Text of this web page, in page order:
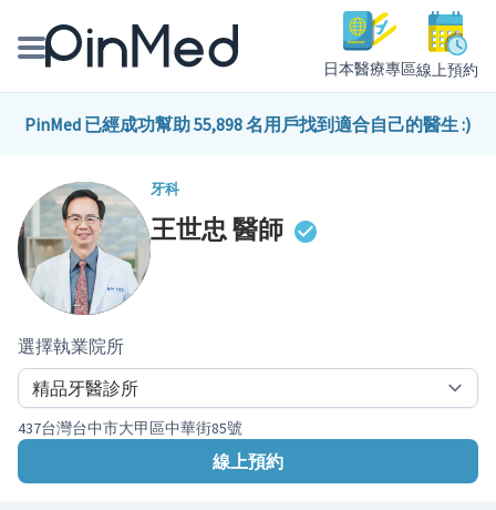
日本醫療專區線上預約
線上預約醫師、院所
醫師專欄專訪
健康主題館
PinMed 已經成功幫助 55,898 名用戶找到適合自己的醫生 :)
牙科
王世忠醫師
選擇執業院所
437台灣台中市大甲區中華街85號
線上預約